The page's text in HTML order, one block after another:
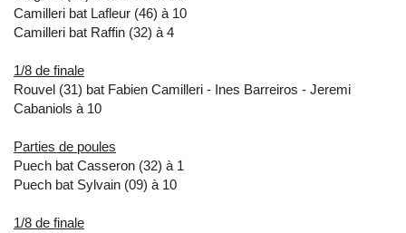
Camilleri bat Lafleur (46) à 10
Camilleri bat Raffin (32) à 4
1/8 de finale
Rouvel (31) bat Fabien Camilleri - Ines Barreiros - Jeremi
Cabaniols à 10
Parties de poules
Puech bat Casseron (32) à 1
Puech bat Sylvain (09) à 10
1/8 de finale